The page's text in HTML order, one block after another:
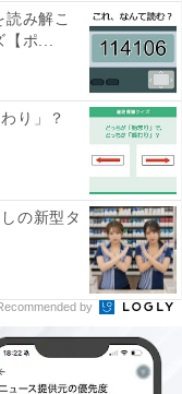
み解こ
ポ...
り」？
の新型タ
by